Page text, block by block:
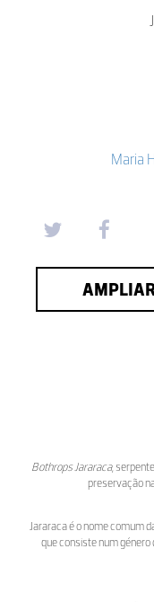
Maria
Bothrops Jararaca,
preservação
Jararaca é o nome comum
que consiste num